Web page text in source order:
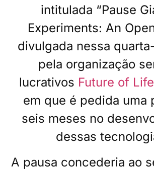
intitulada “Pause
Experiments: An
divulgada nessa
pela organização
lucrativos Future of
em que é pedida uma
seis meses no
dessas
A pausa concederia ao